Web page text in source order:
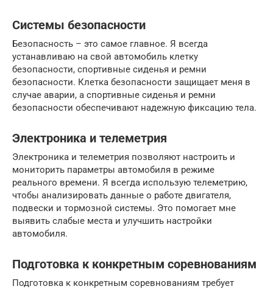
Системы безопасности
Безопасность – это самое главное. Я всегда
устанавливаю на свой автомобиль клетку
безопасности, спортивные сиденья и ремни
безопасности. Клетка безопасности защищает меня в
случае аварии, а спортивные сиденья и ремни
безопасности обеспечивают надежную фиксацию тела.
Электроника и телеметрия
Электроника и телеметрия позволяют настроить и
мониторить параметры автомобиля в режиме
реального времени. Я всегда использую телеметрию,
чтобы анализировать данные о работе двигателя,
подвески и тормозной системы. Это помогает мне
выявить слабые места и улучшить настройки
автомобиля.
Подготовка к конкретным соревнованиям
Подготовка к конкретным соревнованиям требует